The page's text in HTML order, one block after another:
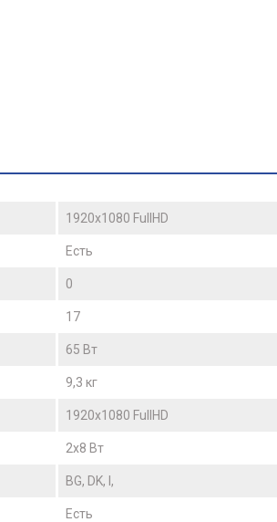
1920x1080 FullHD
Есть
0
17
65 Вт
9,3 кг
1920x1080 FullHD
2x8 Вт
BG, DK, I,
Есть